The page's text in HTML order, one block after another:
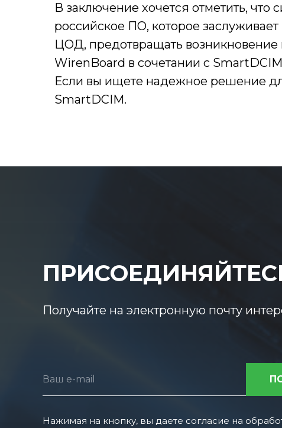
В заключение хочется отметить,
российское ПО, которое
ЦОД, предотвращать
WirenBoard в сочетании с
Если вы ищете надежное решение
SmartDCIM.
Получайте на электронную почту
Ваш e-mail
Нажимая на кнопку, вы даете согласие на